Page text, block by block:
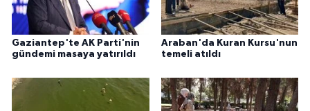
Gaziantep'te AK Parti'nin
gündemi masaya yatırıldı
Araban'da Kuran Kursu'nun
temeli atıldı